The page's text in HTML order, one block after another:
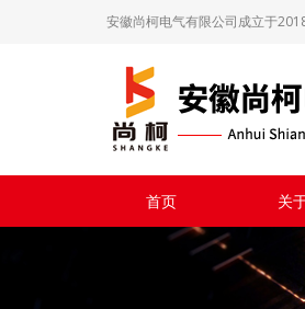
安徽尚柯电气有限公司成立于
首页 关